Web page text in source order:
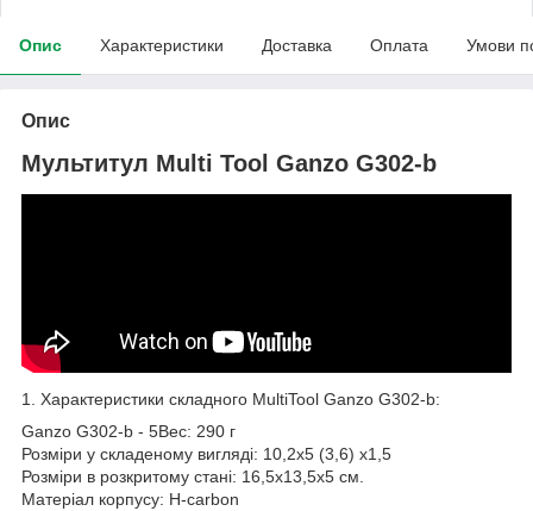
Опис Характеристики Доставка Оплата Умови
Опис
Мультитул Multi Tool Ganzo G302-b
1. Характеристики складного MultiTool Ganzo G302-b:
Ganzo G302-b - 5Вес: 290 г
Розміри у складеному вигляді: 10,2х5 (3,6) х1,5
Розміри в розкритому стані: 16,5х13,5х5 см.
Матеріал корпусу: H-carbon